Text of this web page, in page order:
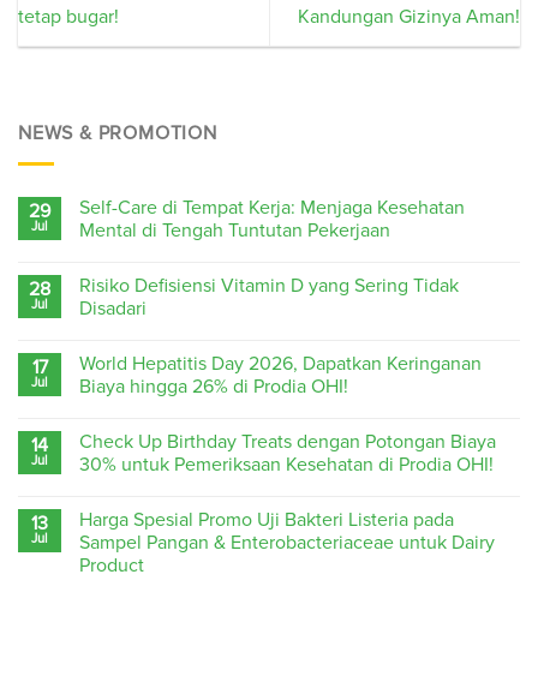
tetap bugar!
Kandungan Gizinya Aman!
NEWS & PROMOTION
29
Jul
Self-Care di Tempat Kerja: Menjaga Kesehatan
Mental di Tengah Tuntutan Pekerjaan
28
Jul
Risiko Defisiensi Vitamin D yang Sering Tidak
Disadari
17
Jul
World Hepatitis Day 2026, Dapatkan Keringanan
Biaya hingga 26% di Prodia OHI!
14
Jul
Check Up Birthday Treats dengan Potongan Biaya
30% untuk Pemeriksaan Kesehatan di Prodia OHI!
13
Jul
Harga Spesial Promo Uji Bakteri Listeria pada
Sampel Pangan & Enterobacteriaceae untuk Dairy
Product